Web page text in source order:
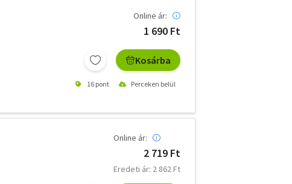
Online ár:
1 690 Ft
Kosárba
16 pont Perceken belül
Online ár:
2 719 Ft
Eredeti ár: 2 862 Ft